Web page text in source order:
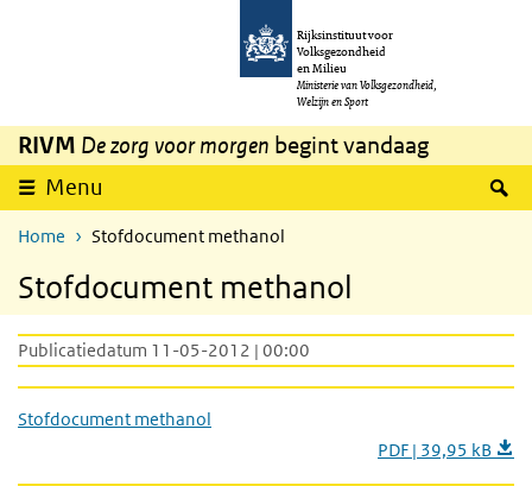
Overslaan en naar de inhoud gaan
Rijksinstituut voor
Volksgezondheid
en Milieu
Ministerie van Volksgezondheid,
Welzijn en Sport
RIVM De zorg voor morgen begint vandaag
Menu
Home Stofdocument methanol
Stofdocument methanol
Publicatiedatum 11-05-2012 | 00:00
Stofdocument methanol
PDF | 39,95 kB